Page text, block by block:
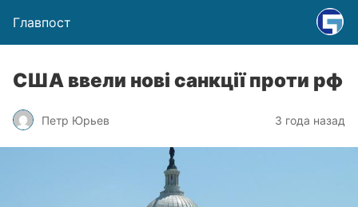
Главпост
США ввели нові санкції проти рф
Петр Юрьев 3 года назад